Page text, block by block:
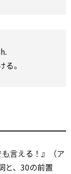
る。
言える！』（ア
と、30の前置